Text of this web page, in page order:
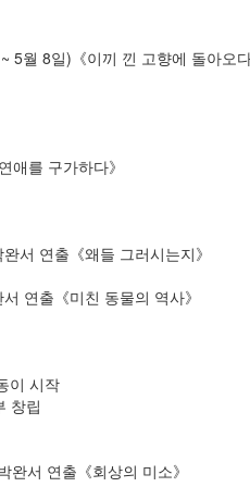
5월 8일)《이끼 낀 고향에 돌아오
애를 구가하다》
서 연출《왜들 그러시는지》
연출《미친 동물의 역사》
이 시작
창립
서 연출《회상의 미소》